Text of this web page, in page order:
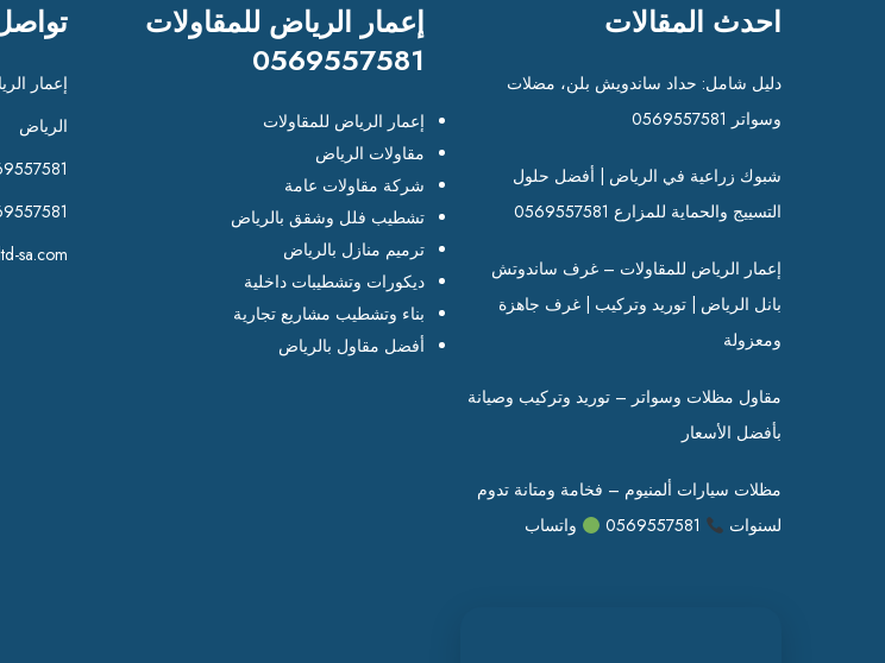
احدث المقالات
دليل شامل: حداد ساندويش بلن، مضلات
وسواتر 0569557581
شبوك زراعية في الرياض | أفضل حلول
التسييج والحماية للمزارع 0569557581
إعمار الرياض للمقاولات – غرف ساندوتش
بانل الرياض | توريد وتركيب | غرف جاهزة
ومعزولة
مقاول مظلات وسواتر – توريد وتركيب وصيانة
بأفضل الأسعار
مظلات سيارات ألمنيوم – فخامة ومتانة تدوم
لسنوات
واتساب
إعمار الرياض للمقاولات
0569557581
إعمار الرياض للمقاولات
مقاولات الرياض
شركة مقاولات عامة
تشطيب فلل وشقق بالرياض
ترميم منازل بالرياض
ديكورات وتشطيبات داخلية
بناء وتشطيب مشاريع تجارية
أفضل مقاول بالرياض
إعمار
الرياض
sa.com